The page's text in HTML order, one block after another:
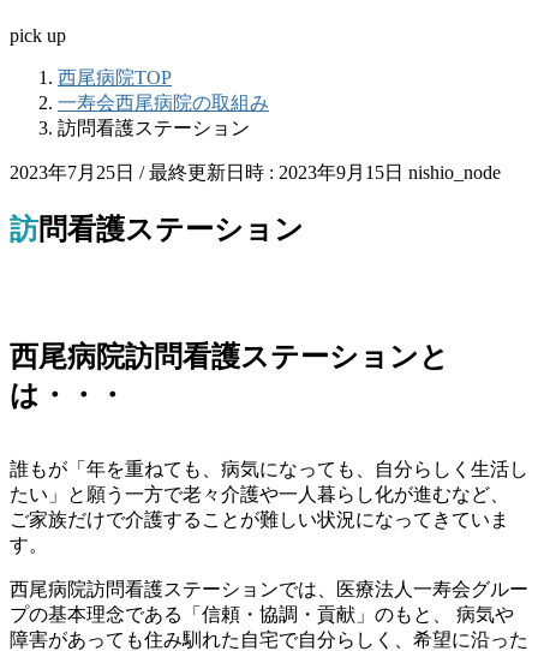
pick up
西尾病院TOP
一寿会西尾病院の取組み
訪問看護ステーション
2023年7月25日 / 最終更新日時 : 2023年9月15日 nishio_node
訪問看護ステーション
西尾病院訪問看護ステーションと
は・・・
誰もが「年を重ねても、病気になっても、自分らしく生活し
たい」と願う一方で老々介護や一人暮らし化が進むなど、
ご家族だけで介護することが難しい状況になってきていま
す。
西尾病院訪問看護ステーションでは、医療法人一寿会グルー
プの基本理念である「信頼・協調・貢献」のもと、 病気や
障害があっても住み馴れた自宅で自分らしく、希望に沿った